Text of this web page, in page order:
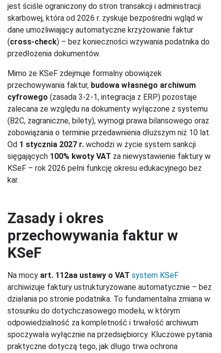
jest ściśle ograniczony do stron transakcji i administracji
skarbowej, która od 2026 r. zyskuje bezpośredni wgląd w
dane umożliwiający automatyczne krzyżowanie faktur
(cross-check) – bez konieczności wzywania podatnika do
przedłożenia dokumentów.
Mimo że KSeF zdejmuje formalny obowiązek
przechowywania faktur, budowa własnego archiwum
cyfrowego (zasada 3-2-1, integracja z ERP) pozostaje
zalecana ze względu na dokumenty wyłączone z systemu
(B2C, zagraniczne, bilety), wymogi prawa bilansowego oraz
zobowiązania o terminie przedawnienia dłuższym niż 10 lat.
Od 1 stycznia 2027 r. wchodzi w życie system sankcji
sięgających 100% kwoty VAT za niewystawienie faktury w
KSeF – rok 2026 pełni funkcję okresu edukacyjnego bez
kar.
Zasady i okres
przechowywania faktur w
KSeF
Na mocy art. 112aa ustawy o VAT system KSeF
archiwizuje faktury ustrukturyzowane automatycznie – bez
działania po stronie podatnika. To fundamentalna zmiana w
stosunku do dotychczasowego modelu, w którym
odpowiedzialność za kompletność i trwałość archiwum
spoczywała wyłącznie na przedsiębiorcy. Kluczowe pytania
praktyczne dotyczą tego, jak długo trwa ochrona